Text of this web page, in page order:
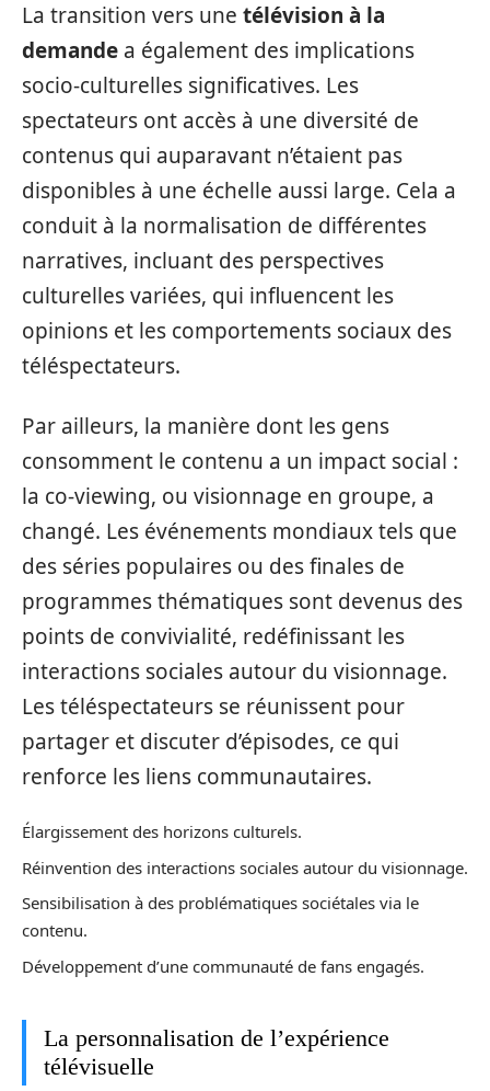
La transition vers une télévision à la
demande a également des implications
socio-culturelles significatives. Les
spectateurs ont accès à une diversité de
contenus qui auparavant n’étaient pas
disponibles à une échelle aussi large. Cela a
conduit à la normalisation de différentes
narratives, incluant des perspectives
culturelles variées, qui influencent les
opinions et les comportements sociaux des
téléspectateurs.
Par ailleurs, la manière dont les gens
consomment le contenu a un impact social :
la co-viewing, ou visionnage en groupe, a
changé. Les événements mondiaux tels que
des séries populaires ou des finales de
programmes thématiques sont devenus des
points de convivialité, redéfinissant les
interactions sociales autour du visionnage.
Les téléspectateurs se réunissent pour
partager et discuter d’épisodes, ce qui
renforce les liens communautaires.
Élargissement des horizons culturels.
Réinvention des interactions sociales autour du visionnage.
Sensibilisation à des problématiques sociétales via le
contenu.
Développement d’une communauté de fans engagés.
La personnalisation de l’expérience
télévisuelle